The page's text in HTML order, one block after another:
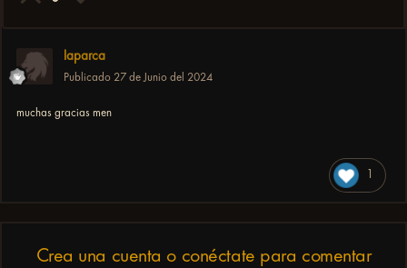
laparca
Publicado 27 de Junio del 2024
muchas gracias men
1
Crea una cuenta o conéctate para comentar